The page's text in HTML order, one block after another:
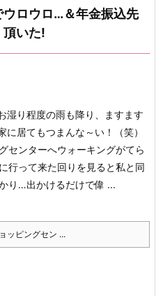
ロウロ…＆年金振込先
頂いた!
湿り程度の雨も降り、ますます
に居てもつまんな～い！（笑）
センターへウォーキングがてら
行って来た回りを見ると私と同
り…出かけるだけで偉 ...
ッピングセン ...